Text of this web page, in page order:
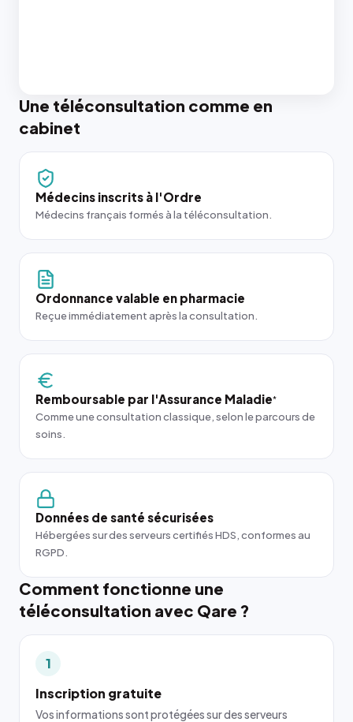
Une téléconsultation comme en
cabinet
Médecins inscrits à l'Ordre
Médecins français formés à la téléconsultation.
Ordonnance valable en pharmacie
Reçue immédiatement après la consultation.
Remboursable par l'Assurance Maladie*
Comme une consultation classique, selon le parcours de
soins.
Données de santé sécurisées
Hébergées sur des serveurs certifiés HDS, conformes au
RGPD.
Comment fonctionne une
téléconsultation avec Qare ?
1
Inscription gratuite
Vos informations sont protégées sur des serveurs